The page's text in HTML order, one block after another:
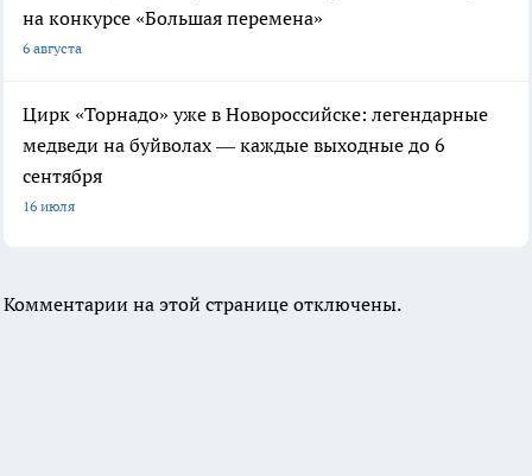
на конкурсе «Большая перемена»
6 августа
Цирк «Торнадо» уже в Новороссийске: легендарные
медведи на буйволах — каждые выходные до 6
сентября
16 июля
Комментарии на этой странице отключены.